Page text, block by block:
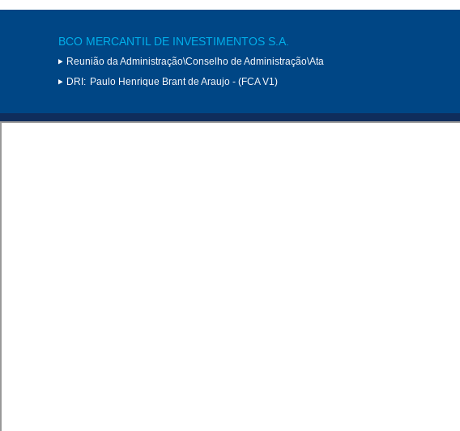
BCO MERCANTIL DE INVESTIMENTOS S.A.
Reunião da Administração\Conselho de Administração\Ata
DRI: Paulo Henrique Brant de Araujo - (FCA V1)